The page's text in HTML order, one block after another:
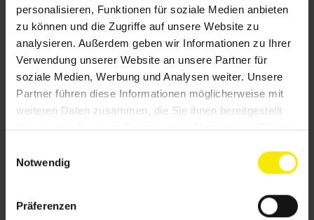
personalisieren, Funktionen für soziale Medien anbieten
zu können und die Zugriffe auf unsere Website zu
analysieren. Außerdem geben wir Informationen zu Ihrer
Verwendung unserer Website an unsere Partner für
soziale Medien, Werbung und Analysen weiter. Unsere
Partner führen diese Informationen möglicherweise mit
weiteren Daten zusammen, die Sie ihnen bereitgestellt
haben oder die sie im Rahmen Ihrer Nutzung der Dienste
Notwendig
Präferenzen